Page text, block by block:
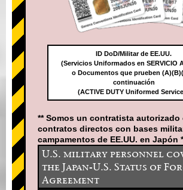
ID DoD/Militar de EE.UU.
(Servicios Uniformados en SERVICIO
o Documentos que prueben
continuación
(ACTIVE DUTY Uniformed
** Somos un contratista autorizado
contratos directos con bases
campamentos de EE.UU. en Japón
U.S. military personnel
the Japan-U.S. Status of
Agreement